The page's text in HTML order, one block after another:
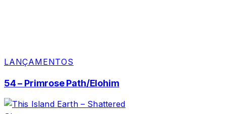
LANÇAMENTOS
54 – Primrose Path/Elohim